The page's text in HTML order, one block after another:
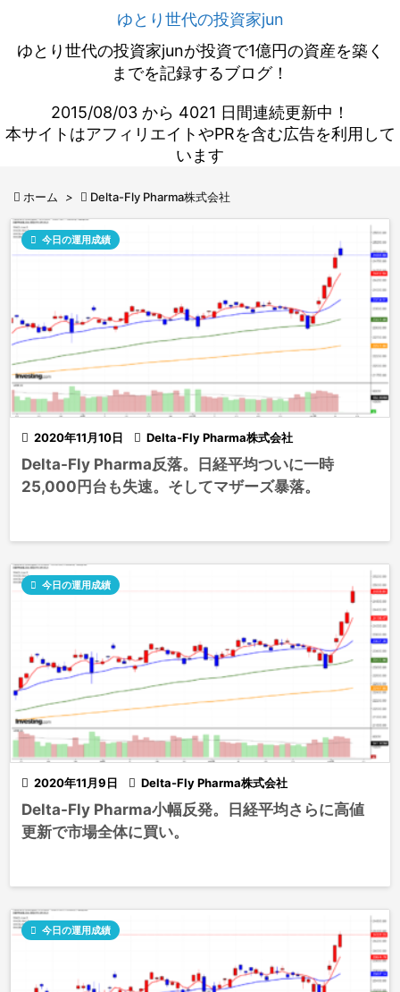
ゆとり世代の投資家jun
ゆとり世代の投資家junが投資で1億円の資産を築く
までを記録するブログ！
2015/08/03 から 4021 日間連続更新中！
本サイトはアフィリエイトやPRを含む広告を利用して
います
 ホーム >  Delta-Fly Pharma株式会社
 2020年11月10日
 今日の運用成績
 Delta-Fly Pharma株式会社
Delta-Fly Pharma反落。日経平均ついに一時
25,000円台も失速。そしてマザーズ暴落。
 2020年11月9日
 今日の運用成績
 Delta-Fly Pharma株式会社
Delta-Fly Pharma小幅反発。日経平均さらに高値
更新で市場全体に買い。
 今日の運用成績